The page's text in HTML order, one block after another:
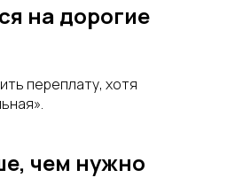
на дорогие
переплату, хотя
чем нужно